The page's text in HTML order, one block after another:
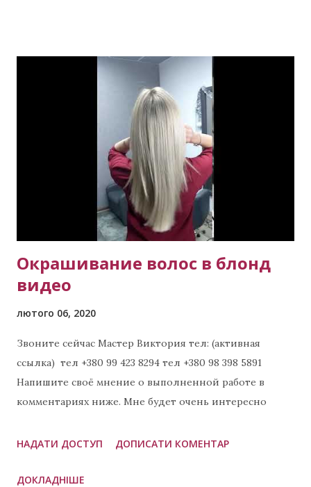
Окрашивание волос в блонд
видео
лютого 06, 2020
Звоните сейчас Мастер Виктория тел: (активная
ссылка) тел +380 99 423 8294 тел +380 98 398 5891
Напишите своё мнение о выполненной работе в
комментариях ниже. Мне будет очень интересно
выполненных работ: Окрашивание в рыжий цвет
нарощенных волос
НАДАТИ ДОСТУП ДОПИСАТИ КОМЕНТАР
ДОКЛАДНІШЕ